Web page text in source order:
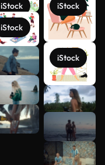
iStock
iStock
iStock
iStock
Meer
bekijken